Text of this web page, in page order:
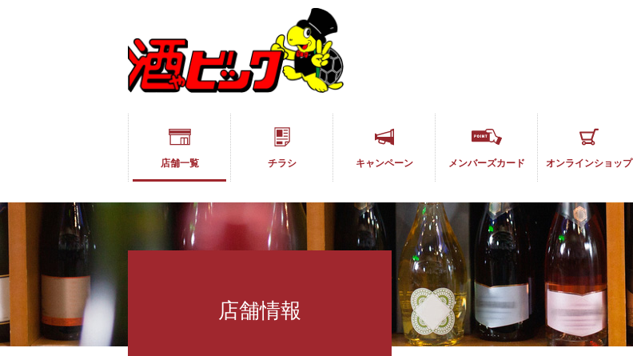
店舗一覧 チラシ キャンペーン メンバーズカード オンラインショップ
店舗情報